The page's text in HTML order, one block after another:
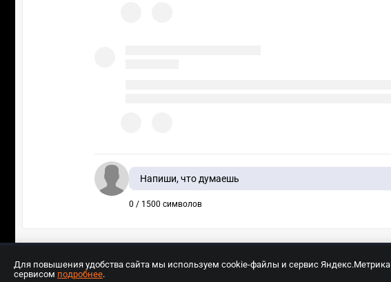
Напиши, что думаешь
0 / 1500 символов
Для повышения удобства сайта мы используем cookie-файлы и сервис Яндекс.Метрика
сервисом подробнее.